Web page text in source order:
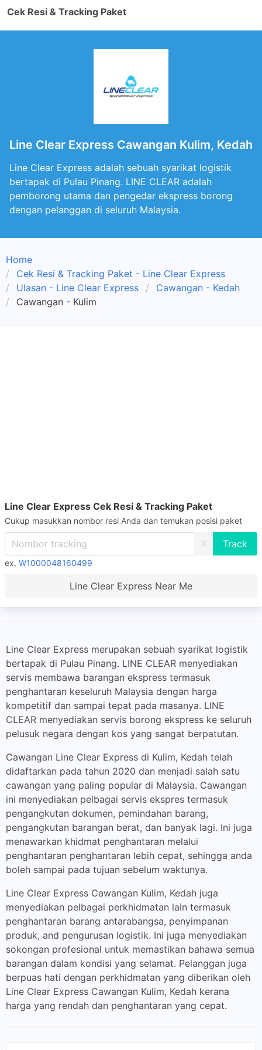
Cek Resi & Tracking Paket
Line Clear Express Cawangan Kulim, Kedah
Line Clear Express adalah sebuah syarikat logistik
bertapak di Pulau Pinang. LINE CLEAR adalah
pemborong utama dan pengedar ekspress borong
dengan pelanggan di seluruh Malaysia.
Home
Cek Resi & Tracking Paket - Line Clear Express
Ulasan - Line Clear Express
Cawangan - Kedah
Cawangan - Kulim
Line Clear Express Cek Resi & Tracking Paket
Cukup masukkan nombor resi Anda dan temukan posisi paket
X
ex. W1000048160499
Line Clear Express Near Me
Line Clear Express merupakan sebuah syarikat logistik
bertapak di Pulau Pinang. LINE CLEAR menyediakan
servis membawa barangan ekspress termasuk
penghantaran keseluruh Malaysia dengan harga
kompetitif dan sampai tepat pada masanya. LINE
CLEAR menyediakan servis borong ekspress ke seluruh
pelusuk negara dengan kos yang sangat berpatutan.
Cawangan Line Clear Express di Kulim, Kedah telah
didaftarkan pada tahun 2020 dan menjadi salah satu
cawangan yang paling popular di Malaysia. Cawangan
ini menyediakan pelbagai servis ekspres termasuk
pengangkutan dokumen, pemindahan barang,
pengangkutan barangan berat, dan banyak lagi. Ini juga
menawarkan khidmat penghantaran melalui
penghantaran penghantaran lebih cepat, sehingga anda
boleh sampai pada tujuan sebelum waktunya.
Line Clear Express Cawangan Kulim, Kedah juga
menyediakan pelbagai perkhidmatan lain termasuk
penghantaran barang antarabangsa, penyimpanan
produk, and pengurusan logistik. Ini juga menyediakan
sokongan profesional untuk memastikan bahawa semua
barangan dalam kondisi yang selamat. Pelanggan juga
berpuas hati dengan perkhidmatan yang diberikan oleh
Line Clear Express Cawangan Kulim, Kedah kerana
harga yang rendah dan penghantaran yang cepat.